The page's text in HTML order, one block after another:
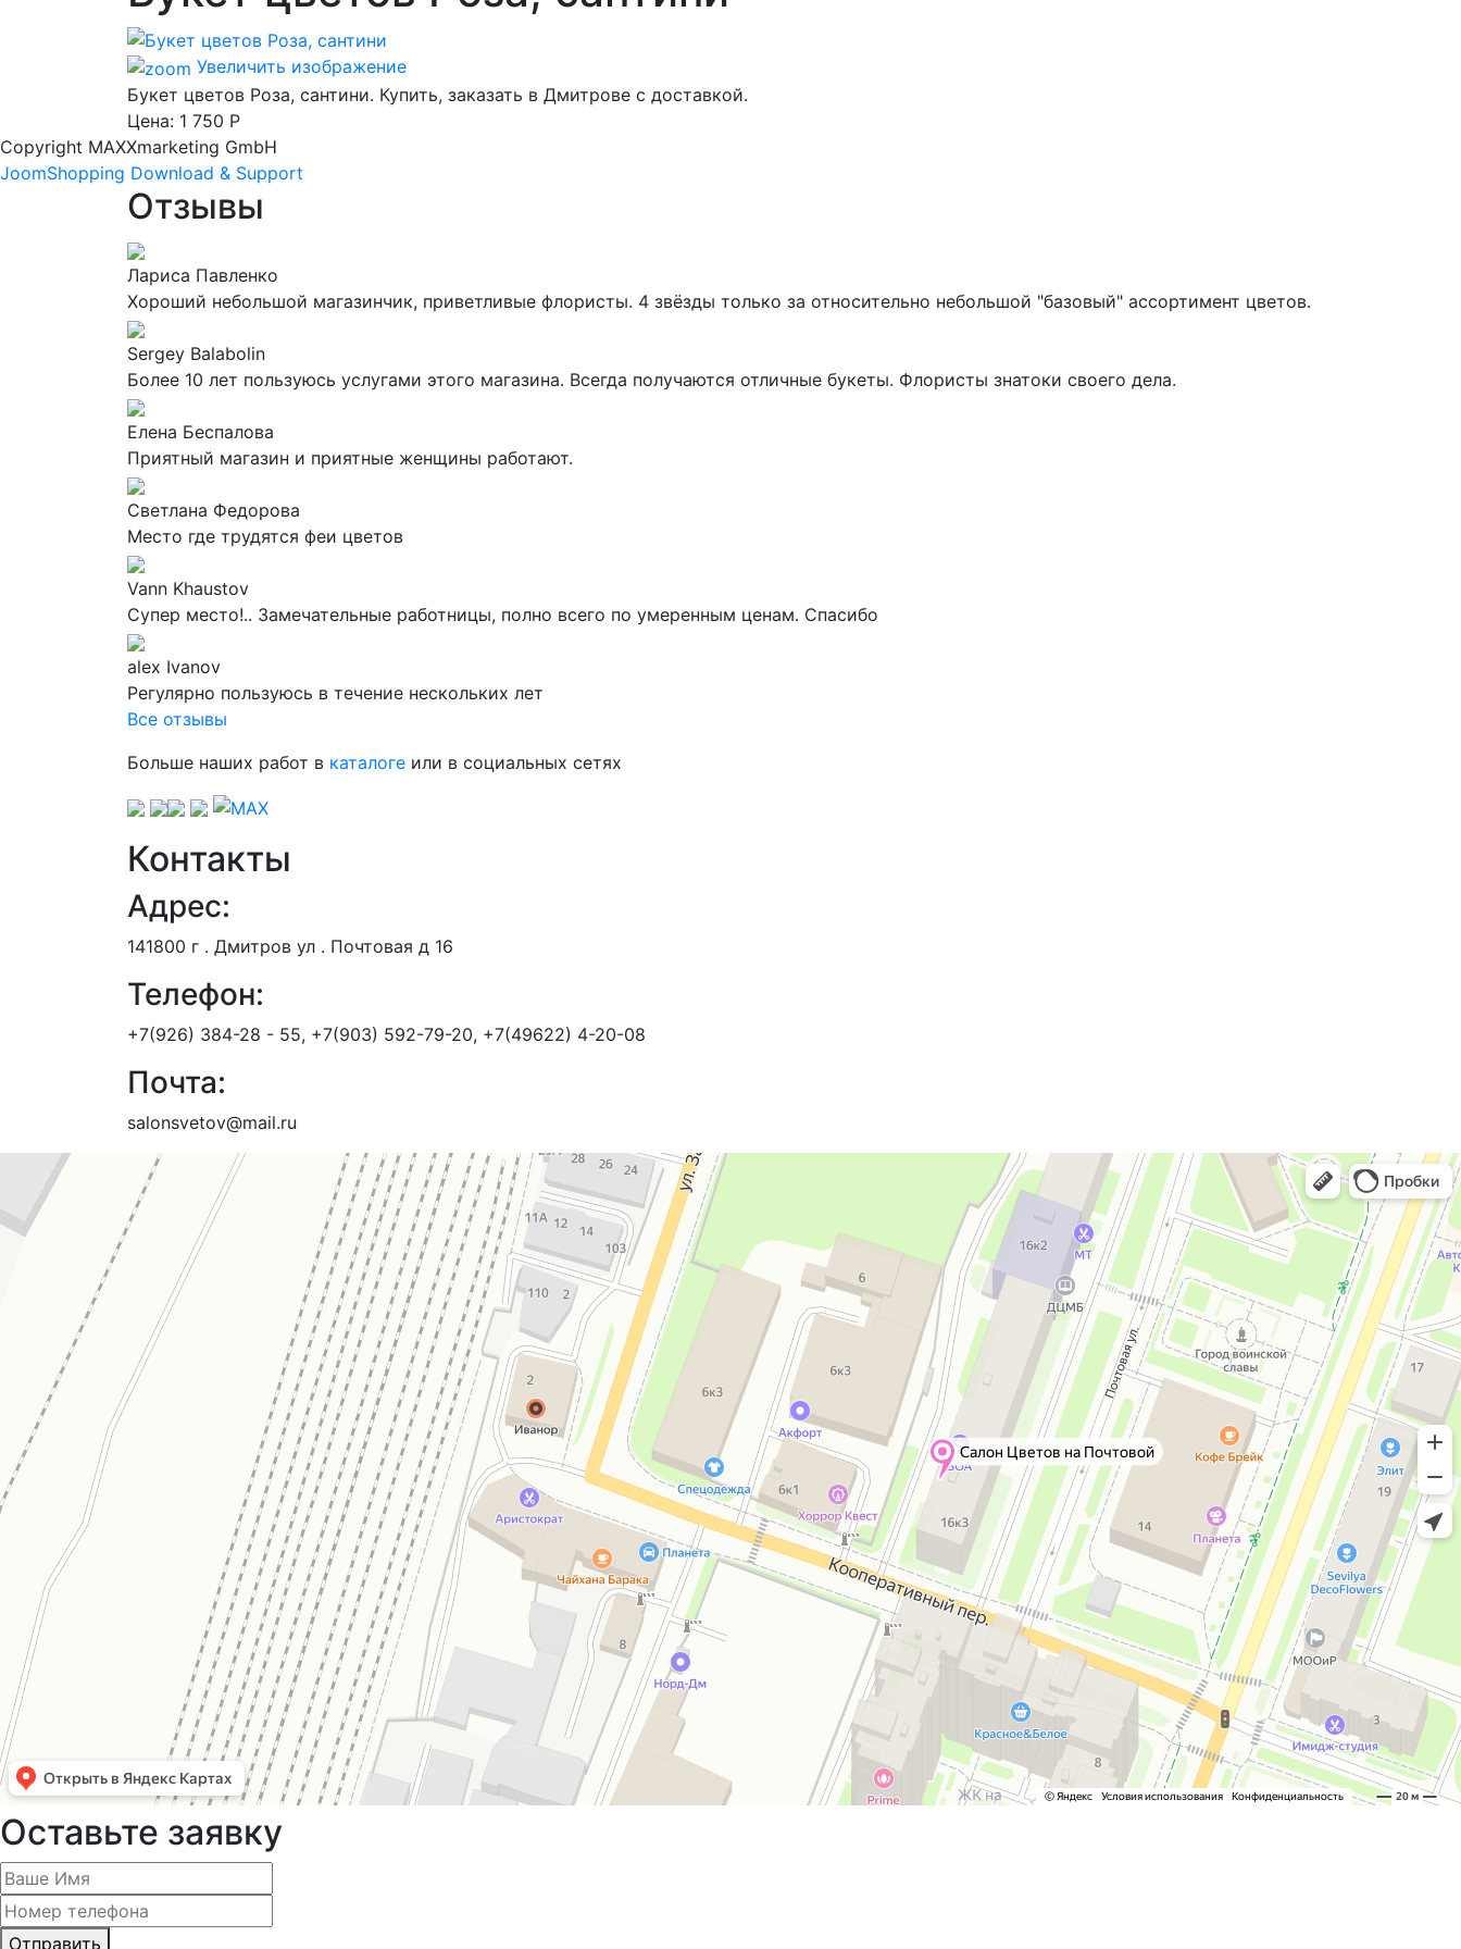
Увеличить изображение
Букет цветов Роза, сантини. Купить, заказать в Дмитрове с доставкой.
Цена: 1 750 Р
Copyright MAXXmarketing GmbH
JoomShopping Download & Support
Отзывы
Лариса Павленко
Хороший небольшой магазинчик, приветливые флористы. 4 звёзды только за относительно небольшой "базовый" ассортимент цветов.
Sergey Balabolin
Более 10 лет пользуюсь услугами этого магазина. Всегда получаются отличные букеты. Флористы знатоки своего дела.
Елена Беспалова
Приятный магазин и приятные женщины работают.
Светлана Федорова
Место где трудятся феи цветов
Vann Khaustov
Супер место!.. Замечательные работницы, полно всего по умеренным ценам. Спасибо
alex Ivanov
Регулярно пользуюсь в течение нескольких лет
Все отзывы
Больше наших работ в каталоге или в социальных сетях
Контакты
Адрес:
141800 г . Дмитров ул . Почтовая д 16
Телефон:
+7(926) 384-28 - 55, +7(903) 592-79-20, +7(49622) 4-20-08
Почта:
salonsvetov@mail.ru
Оставьте заявку
Отправить